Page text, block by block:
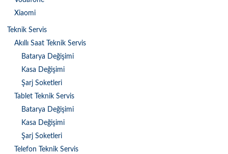
Xiaomi
Teknik Servis
Akıllı Saat Teknik Servis
Batarya Değişimi
Kasa Değişimi
Şarj Soketleri
Tablet Teknik Servis
Batarya Değişimi
Kasa Değişimi
Şarj Soketleri
Telefon Teknik Servis